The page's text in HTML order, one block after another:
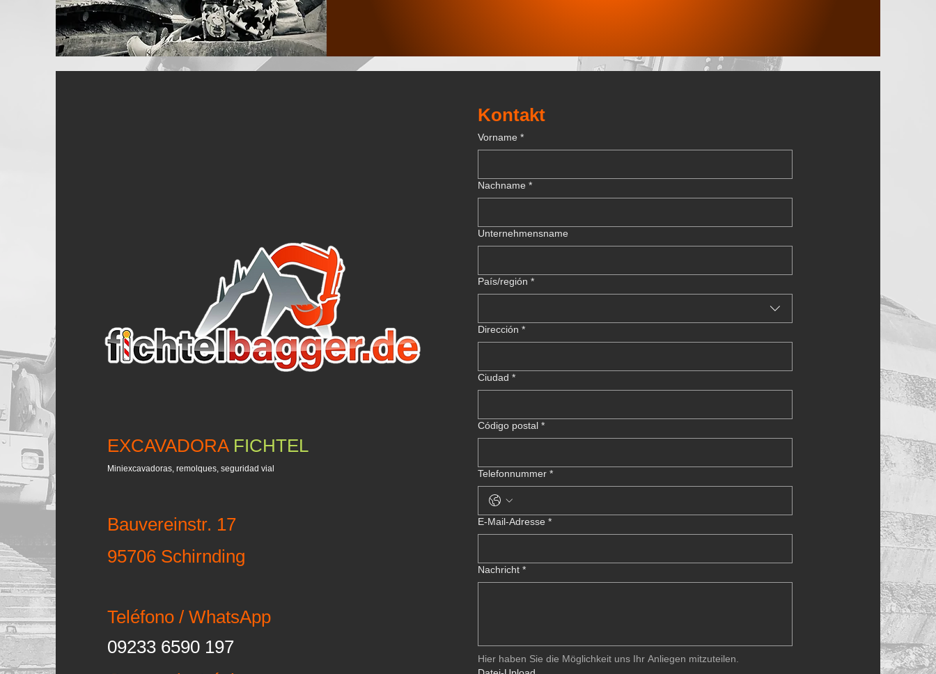
EXCAVADORA FICHTEL
Miniexcavadoras, remolques, seguridad vial
Bauvereinstr. 17
95706 Schirnding
Teléfono / WhatsApp
09233 6590 197
Kontakt
Vorname *
Nachname *
Unternehmensname
Mehrzeilige Adresse
País/región *
Dirección *
Ciudad *
Código postal *
Telefonnummer *
E-Mail-Adresse *
Nachricht *